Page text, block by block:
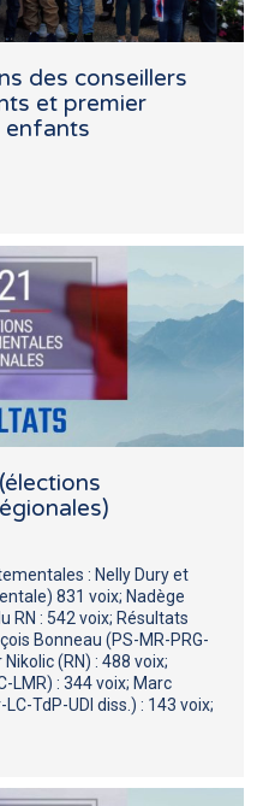
des conseillers
et premier
enfants
: Nelly Dury et
831 voix; Nadège
RN : 542 voix; Résultats
Bonneau (PS-MR-PRG-
(RN) : 488 voix;
LMR) : 344 voix; Marc
TdP-UDI diss.) : 143 voix;